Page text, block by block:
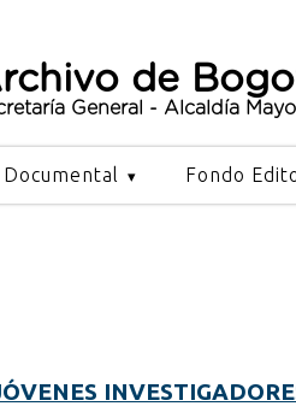
de
General - Alcaldía
Fondo